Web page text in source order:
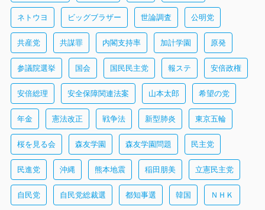
ネトウヨ ビッグブラザー 世論調査 公明党
共産党 共謀罪 内閣支持率 加計学園 原発
参議院選挙 国会 国民民主党 報ステ 安倍政権
安倍総理 安全保障関連法案 山本太郎 希望の党
年金 憲法改正 戦争法 新型肺炎 東京五輪
桜を見る会 森友学園 森友学園問題 民主党
民進党 沖縄 熊本地震 稲田朋美 立憲民主党
自民党 自民党総裁選 都知事選 韓国 ＮＨＫ